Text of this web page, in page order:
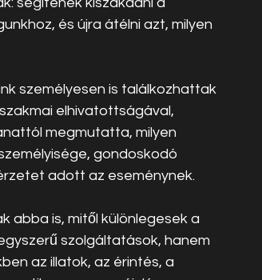
és újra átélni azt, milyen
személyesen is találkozhattak
elhivatottságával,
megmutatta, milyen
gondoskodó
adott az eseménynek.
is, mitől különlegesek a
szolgáltatások, hanem
az illatok, az érintés, a